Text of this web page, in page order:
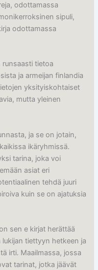
odottamassa
sipuli,
odottamassa
runsaasti tietoa
ja armeijan finlandia
yksityiskohtaiset
mutta yleinen
ja se on jotain,
ikäryhmissä.
tarina, joka voi
asiat eri
tehdä juuri
kuin se on ajatuksia
sen e kirjat​ herättää
tiettyyn hetkeen ja
irti. Maailmassa, jossa
tarinat, jotka jäävät